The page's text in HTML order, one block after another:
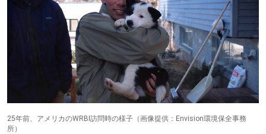
【札幌のお気に入りを見つけたい】
【道央のお気に入りを見つけたい】
【道北のお気に入りを見つけたい】
【道東のお気に入りを見つけたい】
25年前、アメリカのWRBI訪問時の様子（画像提供：Envision環境保全事務
所）